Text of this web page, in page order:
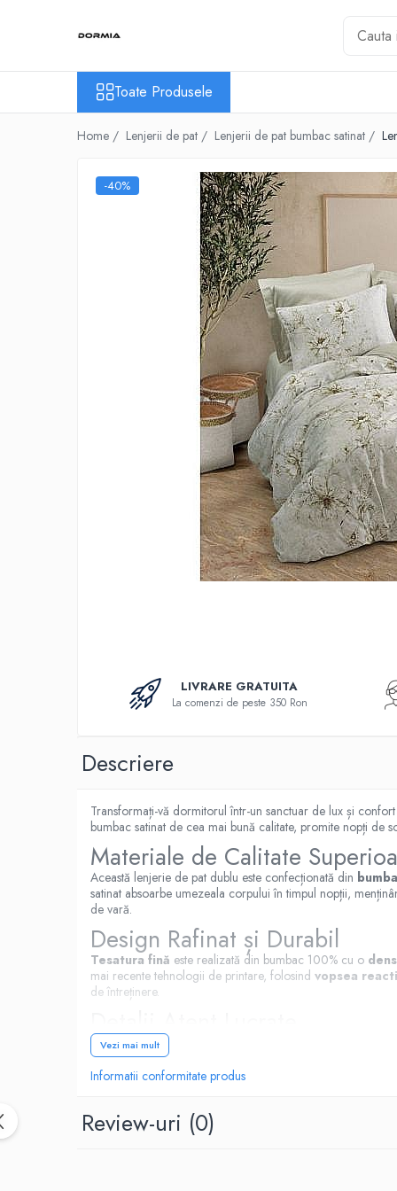
Lenjerii de pat bumbac satinat
Lenjerii de pat din bumbac
Lenjerii de pat fibra de bambus
Lenjerii de pat tesatura Jacquard
Toate Produsele
Home / Lenjerii de pat / Lenjerii de pat bumbac satinat /
-40%
LIVRARE GRATUITA
La comenzi de peste 350 Ron
Descriere
Transformați-vă dormitorul într-un sanctuar de lux și
bumbac satinat de cea mai bună calitate, promite nopți de
Materiale de Calitate
Această lenjerie de pat dublu este confecționată din
satinat absoarbe umezeala corpului în timpul nopții,
de vară.
Design Rafinat și Durabil
Tesatura fină este realizată din bumbac 100% cu o
mai recente tehnologii de printare, folosind vopsea
de întreținere.
Fiecare detaliu al acestei lenjerii de pat a fost gândit cu
impecabil. Sistemul de închidere al pernelor este petrecut,
Un Cadou Perfect
Lenjeria de pat King BUMBAC 100% Satin DELUX Cotton
Surprindeți-i cu un cadou de lux, care le va transforma
Vezi mai mult
Informatii conformitate produs
Review-uri (0)